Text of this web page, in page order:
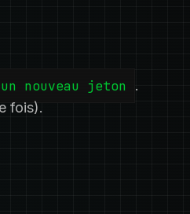
nouveau jeton
.
fois).